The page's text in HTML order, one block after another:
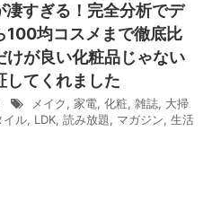
凄すぎる！完全分析でデ
100均コスメまで徹底比
けが良い化粧品じゃない
してくれました
メイク, 家電, 化粧, 雑誌, 大掃
イル, LDK, 読み放題, マガジン, 生活